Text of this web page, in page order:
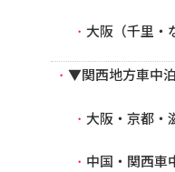
大阪（千里・
▼関西地方車中
大阪・京都・
中国・関西車